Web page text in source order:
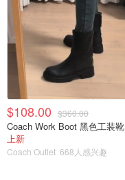
$108.00 $360.00
Coach Work Boot 黑色工装靴
上新
Coach Outlet 668人感兴趣